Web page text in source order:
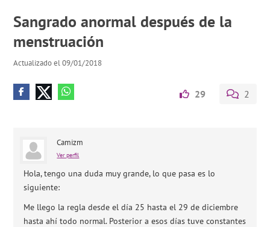
Sangrado anormal después de la
menstruación
Actualizado el 09/01/2018
29 2
Camizm
Ver perfil
Hola, tengo una duda muy grande, lo que pasa es lo
siguiente:
Me llego la regla desde el día 25 hasta el 29 de diciembre
hasta ahí todo normal. Posterior a esos días tuve constantes